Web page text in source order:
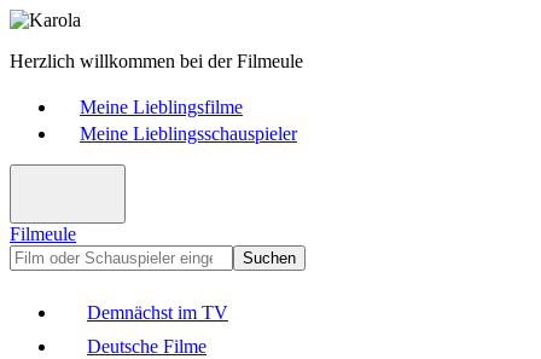
Herzlich willkommen bei der Filmeule
Meine Lieblingsfilme
Meine Lieblingsschauspieler
Filmeule
Suchen
Demnächst im TV
Deutsche Filme